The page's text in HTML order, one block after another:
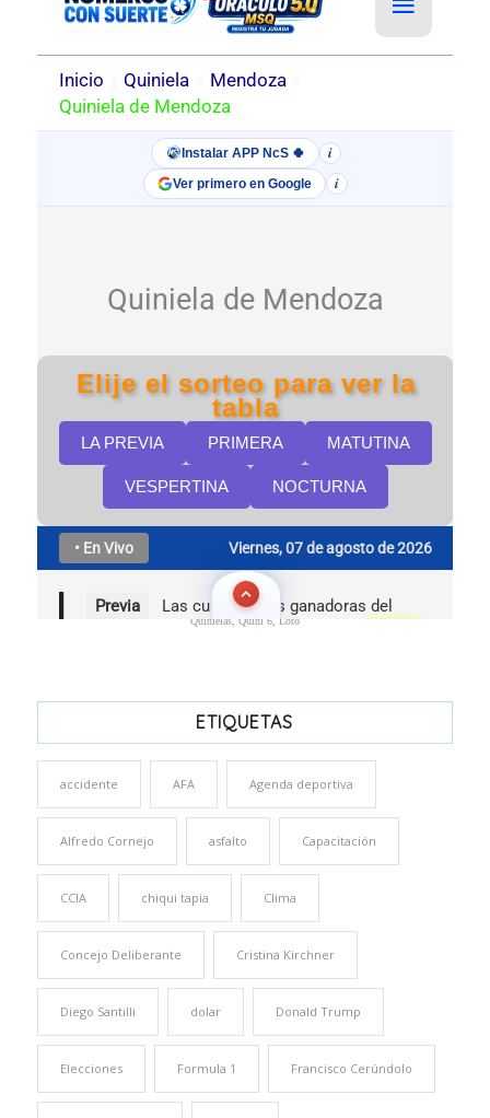
Quinielas, Quini 6, Loto
ETIQUETAS
accidente AFA Agenda deportiva
Alfredo Cornejo asfalto Capacitación
CCIA chiqui tapia Clima
Concejo Deliberante Cristina Kirchner
Diego Santilli dolar Donald Trump
Elecciones Formula 1 Francisco Cerúndolo